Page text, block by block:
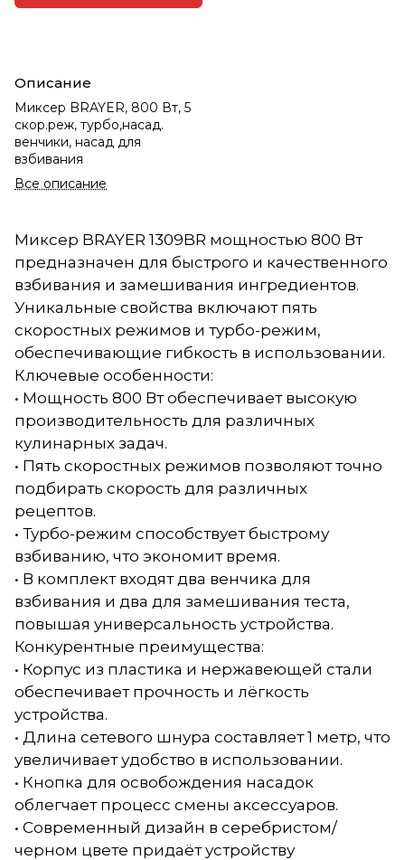
Описание
Миксер BRAYER, 800 Вт, 5
скор.реж, турбо,насад.
венчики, насад для
взбивания
Все описание
Миксер BRAYER 1309BR мощностью 800 Вт
предназначен для быстрого и качественного
взбивания и замешивания ингредиентов.
Уникальные свойства включают пять
скоростных режимов и турбо-режим,
обеспечивающие гибкость в использовании.
Ключевые особенности:
• Мощность 800 Вт обеспечивает высокую
производительность для различных
кулинарных задач.
• Пять скоростных режимов позволяют точно
подбирать скорость для различных
рецептов.
• Турбо-режим способствует быстрому
взбиванию, что экономит время.
• В комплект входят два венчика для
взбивания и два для замешивания теста,
повышая универсальность устройства.
Конкурентные преимущества:
• Корпус из пластика и нержавеющей стали
обеспечивает прочность и лёгкость
устройства.
• Длина сетевого шнура составляет 1 метр, что
увеличивает удобство в использовании.
• Кнопка для освобождения насадок
облегчает процесс смены аксессуаров.
• Современный дизайн в серебристом/
черном цвете придаёт устройству